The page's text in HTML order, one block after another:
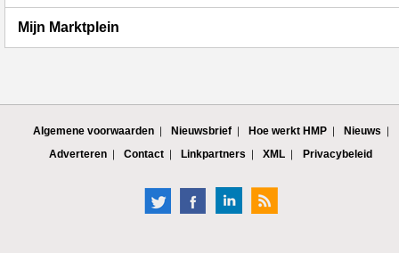
Mijn Marktplein
Algemene voorwaarden Nieuwsbrief Hoe werkt HMP
Nieuws
Adverteren
Contact Linkpartners XML Privacybeleid